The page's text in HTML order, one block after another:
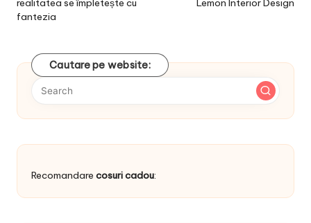
realitatea se împletește cu
fantezia
Lemon Interior Design
Cautare pe website:
Recomandare cosuri cadou: